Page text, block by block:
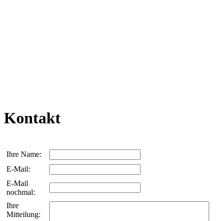
Kontakt
Ihre Name:
E-Mail:
E-Mail
nochmal:
Ihre
Mitteilung: